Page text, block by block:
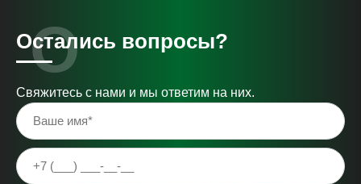
Остались вопросы?
Свяжитесь с нами и мы ответим на них.